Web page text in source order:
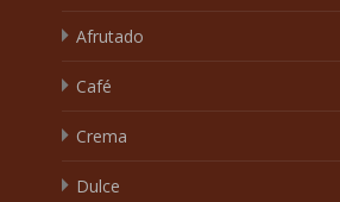
Afrutado
Café
Crema
Dulce